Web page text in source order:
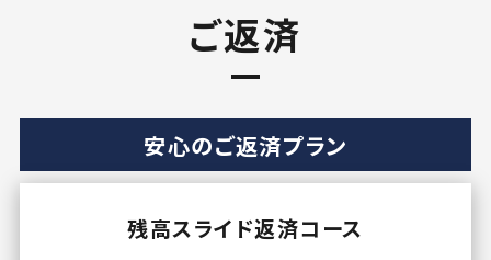
ご返済
安心のご返済プラン
残高スライド返済コース